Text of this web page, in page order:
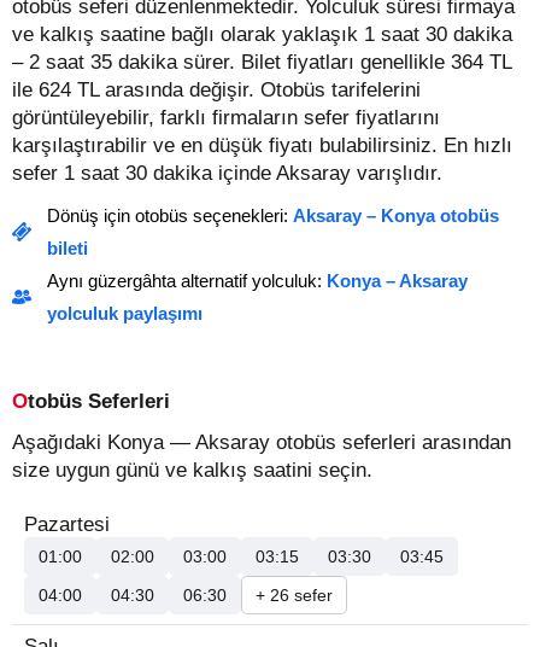
otobüs seferi düzenlenmektedir. Yolculuk süresi firmaya
ve kalkış saatine bağlı olarak yaklaşık 1 saat 30 dakika
– 2 saat 35 dakika sürer. Bilet fiyatları genellikle 364 TL
ile 624 TL arasında değişir. Otobüs tarifelerini
görüntüleyebilir, farklı firmaların sefer fiyatlarını
karşılaştırabilir ve en düşük fiyatı bulabilirsiniz. En hızlı
sefer 1 saat 30 dakika içinde Aksaray varışlıdır.
Dönüş için otobüs seçenekleri: Aksaray – Konya otobüs
bileti
Aynı güzergâhta alternatif yolculuk: Konya – Aksaray
yolculuk paylaşımı
Otobüs Seferleri
Aşağıdaki Konya — Aksaray otobüs seferleri arasından
size uygun günü ve kalkış saatini seçin.
Pazartesi
01:00 02:00 03:00 03:15 03:30
03:45
04:00
04:30 06:30 + 26 sefer